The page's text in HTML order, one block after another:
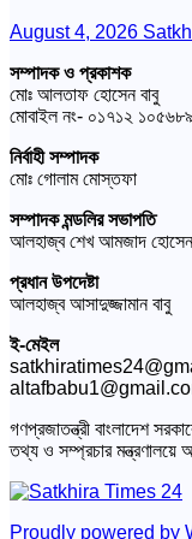
August 4, 2026
সম্পাদক ও প্রকাশক
মোঃ আলতাফ হোসেন বাবু
মোবাইল নং- ০১৭১২ ১০৫৬৮৯
নির্বাহী সম্পাদক
মোঃ গোলাম মোস্তফা
সম্পাদক মন্ডলির সভাপতি
আলহাজ্ব শেখ আমজাদ হোসেন
প্রধান উপদেষ্টা
আলহাজ্ব আসাদুজ্জামান বাবু
ই-মেইল
গণপ্রজাতন্ত্রী বাংলাদেশ
তথ্য ও সম্প্রচার মন্ত্রণালয়ে
Proudly powered by